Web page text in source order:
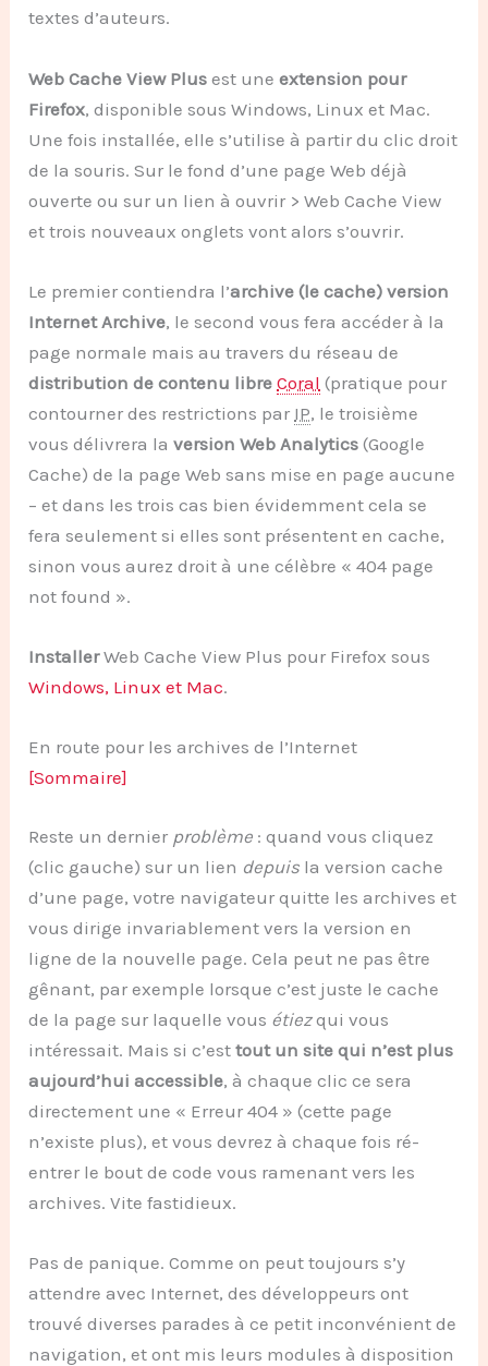
textes d’auteurs.
Web Cache View Plus est uneextension pour
Firefox, disponible sous Windows, Linux et Mac.
Une fois installée, elle s’utilise à partir du clic droit
de la souris. Sur le fond d’une page Web déjà
ouverte ou sur un lien à ouvrir > Web Cache View
et trois nouveaux onglets vont alors s’ouvrir.
Le premier contiendra l’archive (le cache) version
Internet Archive, le second vous fera accéder à la
page normale mais au travers du réseau de
distribution de contenu libre Coral (pratique pour
contourner des restrictions par IP, le troisième
vous délivrera laversion Web Analytics (Google
Cache) de la page Web sans mise en page aucune
– et dans les trois cas bien évidemment cela se
fera seulement si elles sont présentent en cache,
sinon vous aurez droit à une célèbre « 404 page
not found ».
InstallerWeb Cache View Plus pour Firefox sous
Windows, Linux et Mac.
En route pour les archives de l’Internet
[Sommaire]
Reste un dernier problème : quand vous cliquez
(clic gauche) sur un lien depuis la version cache
d’une page, votre navigateur quitte les archives et
vous dirige invariablement vers la version en
ligne de la nouvelle page. Cela peut ne pas être
gênant, par exemple lorsque c’est juste le cache
de la page sur laquelle vous étiezqui vous
intéressait. Mais si c’esttout un site qui n’est plus
aujourd’hui accessible, à chaque clic ce sera
directement une « Erreur 404 » (cette page
n’existe plus), et vous devrez à chaque fois ré-
entrer le bout de code vous ramenant vers les
archives. Vite fastidieux.
Pas de panique. Comme on peut toujours s’y
attendre avec Internet, des développeurs ont
trouvé diverses parades à ce petit inconvénient de
navigation, et ont mis leurs modules à disposition